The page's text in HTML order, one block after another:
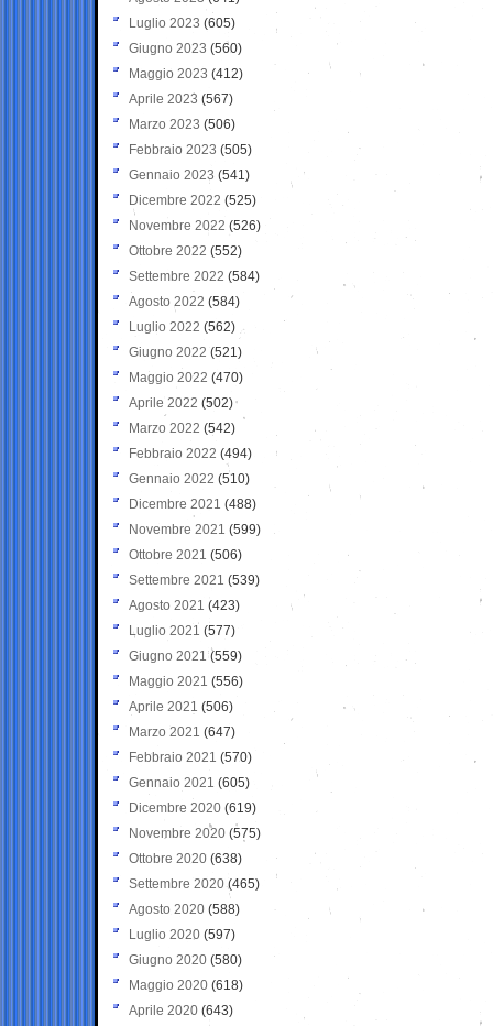
Luglio 2023 (605)
Giugno 2023 (560)
Maggio 2023 (412)
Aprile 2023 (567)
Marzo 2023 (506)
Febbraio 2023 (505)
Gennaio 2023 (541)
Dicembre 2022 (525)
Novembre 2022 (526)
Ottobre 2022 (552)
Settembre 2022 (584)
Agosto 2022 (584)
Luglio 2022 (562)
Giugno 2022 (521)
Maggio 2022 (470)
Aprile 2022 (502)
Marzo 2022 (542)
Febbraio 2022 (494)
Gennaio 2022 (510)
Dicembre 2021 (488)
Novembre 2021 (599)
Ottobre 2021 (506)
Settembre 2021 (539)
Agosto 2021 (423)
Luglio 2021 (577)
Giugno 2021(559)
Maggio 2021 (556)
Aprile 2021 (506)
Marzo 2021 (647)
Febbraio 2021 (570)
Gennaio 2021 (605)
Dicembre 2020 (619)
Novembre 2020 (575)
Ottobre 2020 (638)
Settembre 2020(465)
Agosto 2020 (588)
Luglio 2020 (597)
Giugno 2020 (580)
Maggio 2020 (618)
Aprile 2020 (643)